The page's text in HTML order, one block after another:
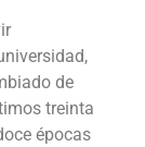
de
treinta
épocas